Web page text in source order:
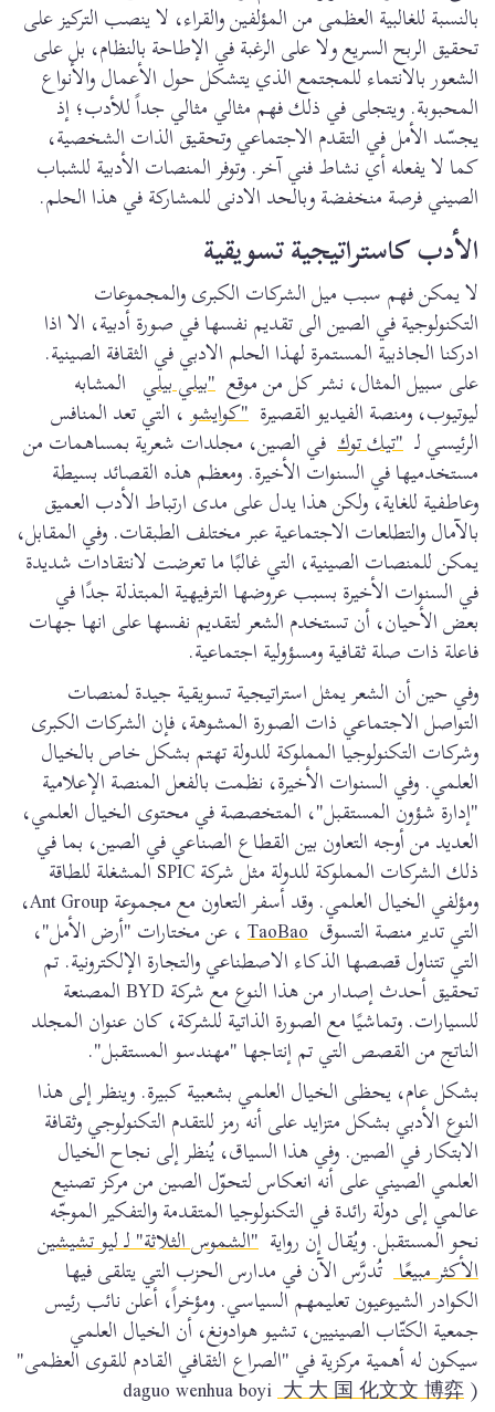
بالنسبة للغالبية العظمى من المؤلفين والقراء، لا ينصب التركيز على
تحقيق الربح السريع ولا على الرغبة في الإطاحة بالنظام، بل على
الشعور بالانتماء للمجتمع الذي يتشكل حول الأعمال والأنواع
المحبوبة. ويتجلى في ذلك فهم مثالي مثالي جداً للأدب؛ إذ
يجسّد الأمل في التقدم الاجتماعي وتحقيق الذات الشخصية،
كما لا يفعله أي نشاط فني آخر. وتوفر المنصات الأدبية للشباب
الصيني فرصة منخفضة وبالحد الادنى للمشاركة في هذا الحلم.
الأدب كاستراتيجية تسويقية
لا يمكن فهم سبب ميل الشركات الكبرى والمجموعات
التكنولوجية في الصين الى تقديم نفسها في صورة أدبية، الا اذا
ادركنا الجاذبية المستمرة لهذا الحلم الادبي في الثقافة الصينية.
على سبيل المثال، نشر كل من موقع "بيلي بيلي المشابه
ليوتيوب، ومنصة الفيديو القصيرة "كوايشو، التي تعد المنافس
الرئيسي لـ "تيك توك في الصين، مجلدات شعرية بمساهمات من
مستخدميها في السنوات الأخيرة. ومعظم هذه القصائد بسيطة
وعاطفية للغاية، ولكن هذا يدل على مدى ارتباط الأدب العميق
بالآمال والتطلعات الاجتماعية عبر مختلف الطبقات. وفي المقابل،
يمكن للمنصات الصينية، التي غالبًا ما تعرضت لانتقادات شديدة
في السنوات الأخيرة بسبب عروضها الترفيهية المبتذلة جدًا في
بعض الأحيان، أن تستخدم الشعر لتقديم نفسها على انها جهات
فاعلة ذات صلة ثقافية ومسؤولية اجتماعية.
وفي حين أن الشعر يمثل استراتيجية تسويقية جيدة لمنصات
التواصل الاجتماعي ذات الصورة المشوهة، فإن الشركات الكبرى
وشركات التكنولوجيا المملوكة للدولة تهتم بشكل خاص بالخيال
العلمي. وفي السنوات الأخيرة، نظمت بالفعل المنصة الإعلامية
"إدارة شؤون المستقبل"، المتخصصة في محتوى الخيال العلمي،
العديد من أوجه التعاون بين القطاع الصناعي في الصين، بما في
ذلك الشركات المملوكة للدولة مثل شركة SPIC المشغلة للطاقة
ومؤلفي الخيال العلمي. وقد أسفر التعاون مع مجموعة Ant Group،
التي تدير منصة التسوق TaoBao، عن مختارات "أرض الأمل"،
التي تتناول قصصها الذكاء الاصطناعي والتجارة الإلكترونية. تم
تحقيق أحدث إصدار من هذا النوع مع شركة BYD المصنعة
للسيارات. وتماشيًا مع الصورة الذاتية للشركة، كان عنوان المجلد
الناتج من القصص التي تم إنتاجها "مهندسو المستقبل".
بشكل عام، يحظى الخيال العلمي بشعبية كبيرة. وينظر إلى هذا
النوع الأدبي بشكل متزايد على أنه رمز للتقدم التكنولوجي وثقافة
الابتكار في الصين. وفي هذا السياق، يُنظر إلى نجاح الخيال
العلمي الصيني على أنه انعكاس لتحوّل الصين من مركز تصنيع
عالمي إلى دولة رائدة في التكنولوجيا المتقدمة والتفكير الموجّه
نحو المستقبل. ويُقال إن رواية "الشموس الثلاثة" لـ ليو تشيشين
الأكثر مبيعًا تُدرَّس الآن في مدارس الحزب التي يتلقى فيها
الكوادر الشيوعيون تعليمهم السياسي. ومؤخراً، أعلن نائب رئيس
جمعية الكتّاب الصينيين، تشيو هوادونغ، أن الخيال العلمي
سيكون له أهمية مركزية في "الصراع الثقافي القادم للقوى العظمى"
(daguo wenhua boyi
大 大 国 化文文 博弈